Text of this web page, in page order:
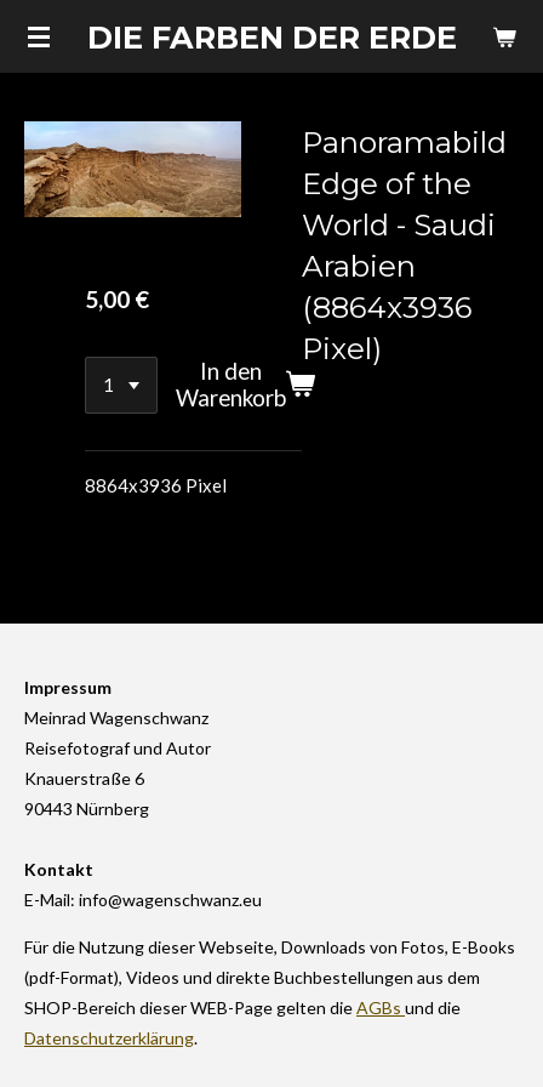
Zum
DIE FARBEN DER ERDE
Panoramabild
Edge of the
World - Saudi
Arabien
(8864x3936
Pixel)
5,00 €
In den
Warenkorb
8864x3936 Pixel
Impressum
Meinrad Wagenschwanz
Reisefotograf und Autor
Knauerstraße 6
90443 Nürnberg
Kontakt
E-Mail: info@wagenschwanz.eu
Für die Nutzung dieser Webseite, Downloads von Fotos, E-Books
(pdf-Format), Videos und direkte Buchbestellungen aus dem
SHOP-Bereich dieser WEB-Page gelten dieAGBs und die
Datenschutzerklärung.